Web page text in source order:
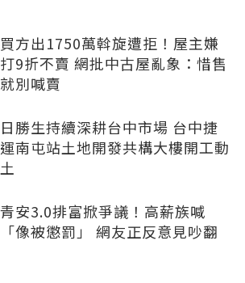
買方出1750萬斡旋遭拒！屋主嫌
打9折不賣 網批中古屋亂象：惜售
就別喊賣
日勝生持續深耕台中市場 台中捷
運南屯站土地開發共構大樓開工動
土
青安3.0排富掀爭議！高薪族喊
「像被懲罰」 網友正反意見吵翻